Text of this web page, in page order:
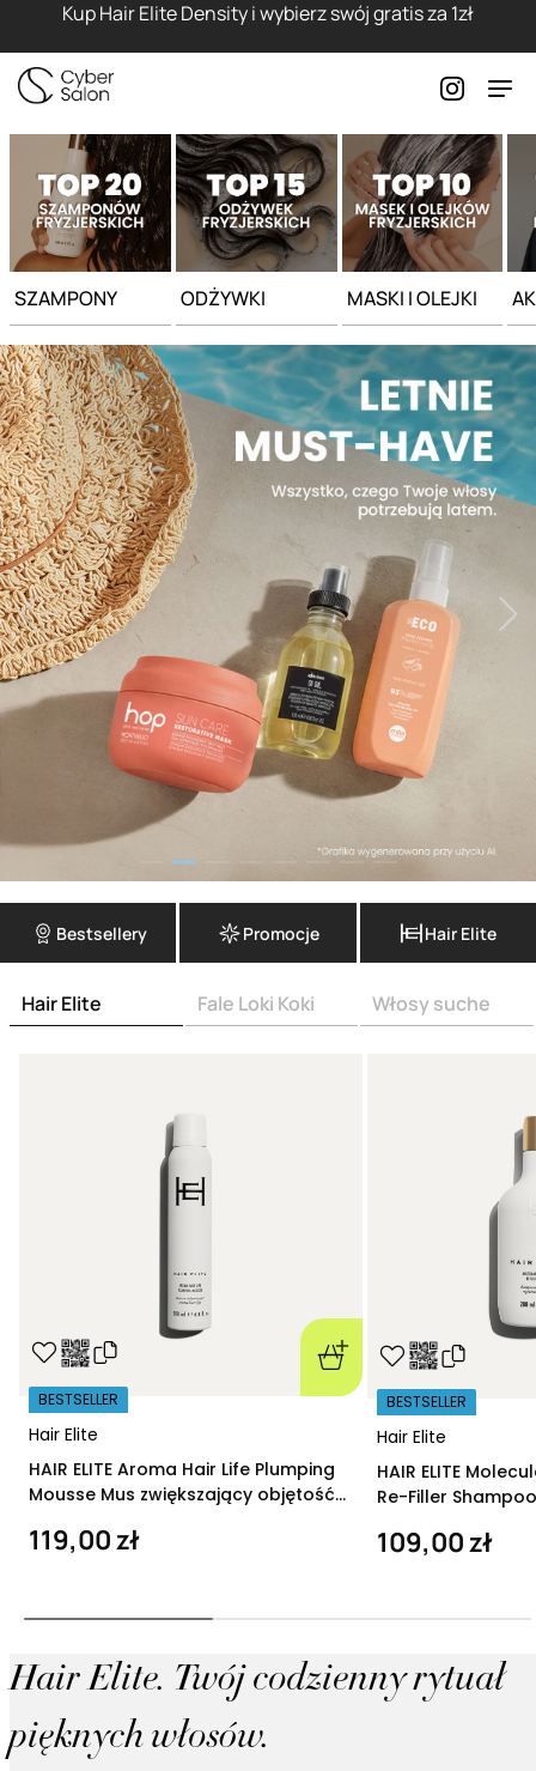
Kup Hair Elite Density i wybierz swój gratis za 1zł
SZAMPONY ODŻYWKI MASKI I OLEJKI
Bestsellery Promocje Hair Elite
Hair Elite Fale Loki Koki Włosy suche
Hair Elite
BESTSELLER
HAIR ELITE Aroma Hair Life Plumping
Mousse Mus zwiększający objętość
119,00 zł
Hair Elite
BESTSELLER
HAIR ELITE
Re-Filler
109,00 zł
Hair Elite. Twój codzienny rytuał
pięknych włosów.
Strona główna - Cyber Salon